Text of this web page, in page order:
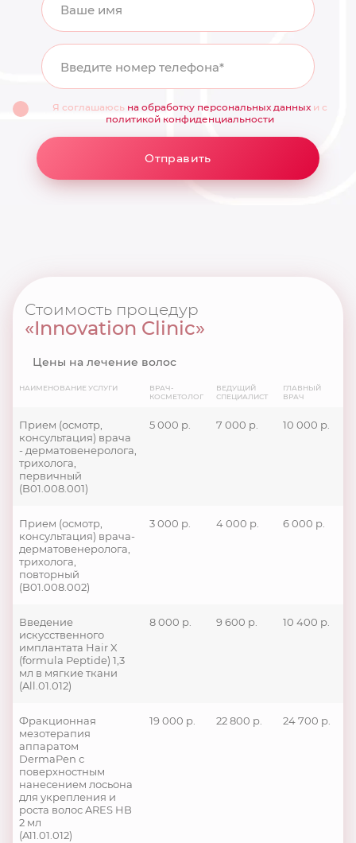
Ваше имя
Введите номер телефона*
Я соглашаюсь на обработку персональных данных и с
политикой конфиденциальности
Отправить
Стоимость процедур
«Innovation Clinic»
Цены на лечение волос
НАИМЕНОВАНИЕ УСЛУГИ
ВРАЧ-
КОСМЕТОЛОГ
ВЕДУЩИЙ
СПЕЦИАЛИСТ
ГЛАВНЫЙ
ВРАЧ
Прием (осмотр,
консультация) врача
- дерматовенеролога,
трихолога,
первичный
(B01.008.001)
5 000 р. 7 000 р. 10 000 р.
Прием (осмотр,
консультация) врача-
дерматовенеролога,
трихолога,
повторный
(B01.008.002)
3 000 р. 4 000 р. 6 000 р.
Введение
искусственного
имплантата Hair X
(formula Peptide) 1,3
мл в мягкие ткани
(All.01.012)
8 000 р. 9 600 р. 10 400 р.
Фракционная
мезотерапия
аппаратом
DermaPen с
поверхностным
нанесением лосьона
для укрепления и
роста волос ARES HB
2 мл
(A11.01.012)
19 000 р. 22 800 р. 24 700 р.